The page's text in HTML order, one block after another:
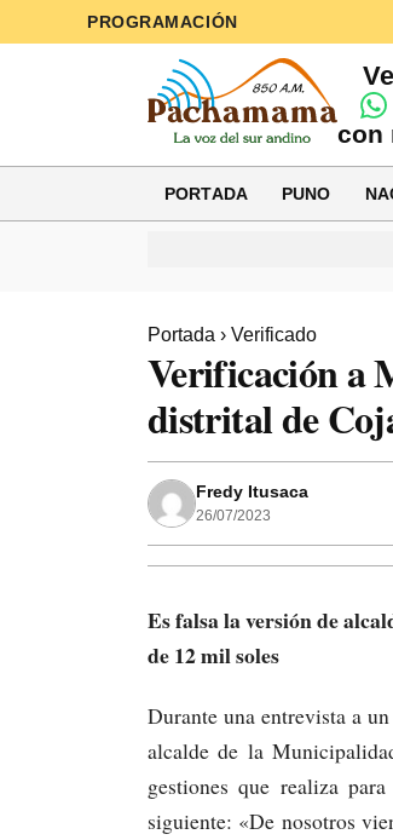
PROGRAMACIÓN
con
PORTADA PUNO
Portada › Verificado
Verificación a
distrital de
Fredy Itusaca
26/07/2023
Es falsa la versión de
de 12 mil soles
Durante una entrevista a
alcalde de la
gestiones que realiza
siguiente: «De nosotros